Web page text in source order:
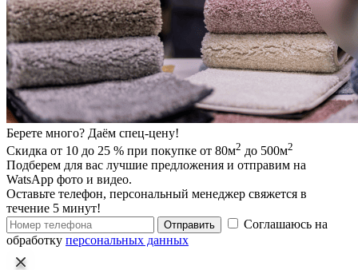
Берете много? Даём спец-цену!
Скидка от 10 до 25 % при покупке от 80м2 до 500м2
Подберем для вас лучшие предложения и отправим на
WatsApp фото и видео.
Оставьте телефон, персональный менеджер свяжется в
течение 5 минут!
Отправить
Соглашаюсь на
обработку персональных данных